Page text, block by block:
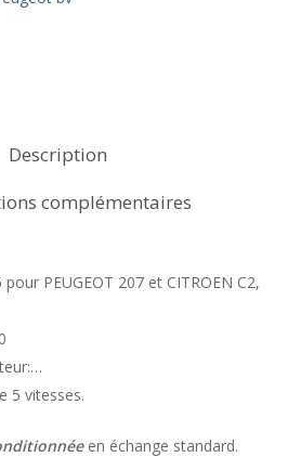
Description
complémentaires
PEUGEOT 207 et CITROEN C2,
5 vitesses.
en échange standard.